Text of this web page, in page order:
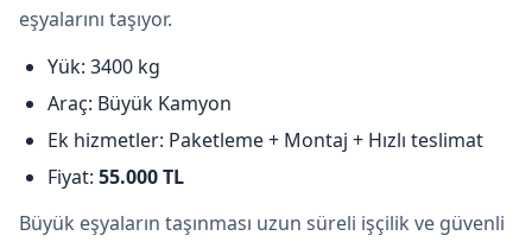
eşyalarını taşıyor.
Yük: 3400 kg
Araç: Büyük Kamyon
Ek hizmetler: Paketleme + Montaj + Hızlı teslimat
Fiyat: 55.000 TL
Büyük eşyaların taşınması uzun süreli işçilik ve güvenli